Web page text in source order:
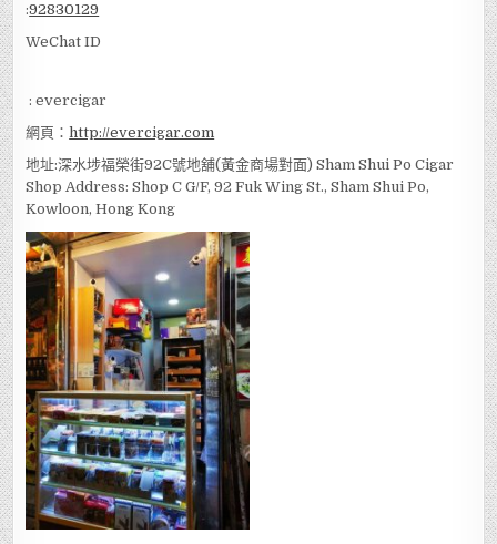
:92830129
WeChat ID
: evercigar
網頁：http://evercigar.com
地址:深水埗福榮街92C號地舖(黃金商場對面) Sham Shui Po Cigar
Shop Address: Shop C G/F, 92 Fuk Wing St., Sham Shui Po,
Kowloon, Hong Kong